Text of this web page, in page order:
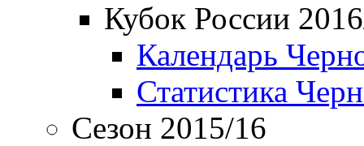
Кубок России
Календарь
Статистика
Сезон 2015/16